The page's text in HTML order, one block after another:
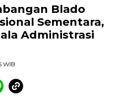
Blado
Sementara,
Administrasi
WIB